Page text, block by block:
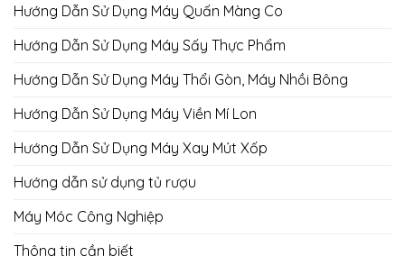
Hướng Dẫn Sử Dụng Máy Quấn Màng Co
Hướng Dẫn Sử Dụng Máy Sấy Thực Phẩm
Hướng Dẫn Sử Dụng Máy Thổi Gòn, Máy Nhồi Bông
Hướng Dẫn Sử Dụng Máy Viền Mí Lon
Hướng Dẫn Sử Dụng Máy Xay Mút Xốp
Hướng dẫn sử dụng tủ rượu
Máy Móc Công Nghiệp
Thông tin cần biết